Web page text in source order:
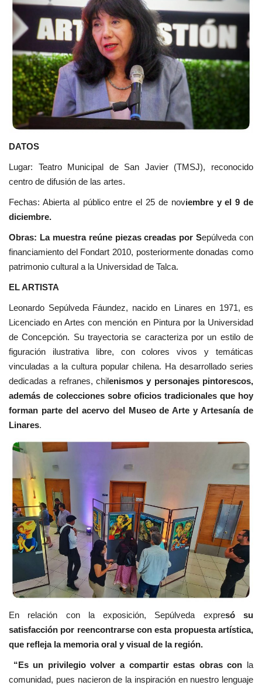
DATOS
Lugar: Teatro Municipal de San Javier (TMSJ), reconocido
centro de difusión de las artes.
Fechas: Abierta al público entre el 25 de noviembre y el 9 de
diciembre.
Obras: La muestra reúne piezas creadas por Sepúlveda con
financiamiento del Fondart 2010, posteriormente donadas como
patrimonio cultural a la Universidad de Talca.
EL ARTISTA
Leonardo Sepúlveda Fáundez, nacido en Linares en 1971, es
Licenciado en Artes con mención en Pintura por la Universidad
de Concepción. Su trayectoria se caracteriza por un estilo de
figuración ilustrativa libre, con colores vivos y temáticas
vinculadas a la cultura popular chilena. Ha desarrollado series
dedicadas a refranes, chilenismos y personajes pintorescos,
además de colecciones sobre oficios tradicionales que hoy
forman parte del acervo del Museo de Arte y Artesanía de
Linares.
En relación con la exposición, Sepúlveda expresó su
satisfacción por reencontrarse con esta propuesta artística,
que refleja la memoria oral y visual de la región.
“Es un privilegio volver a compartir estas obras con la
comunidad, pues nacieron de la inspiración en nuestro lenguaje